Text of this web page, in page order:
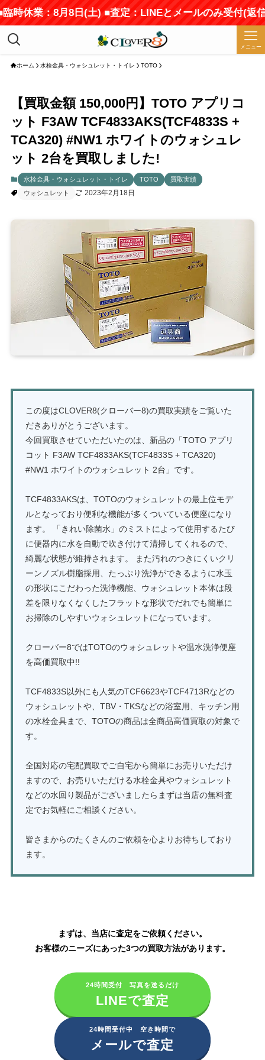
時休業：8月8日(土) ■査定：LINEとメールのみ受付(返信
メニュー
ホーム 水栓金具・ウォシュレット・トイレ TOTO
【買取金額 150,000円】TOTO アプリコ
ット F3AW TCF4833AKS(TCF4833S +
TCA320) #NW1 ホワイトのウォシュレ
ット 2台を買取しました!
水栓金具・ウォシュレット・トイレ TOTO
買取実績
ウォシュレット
2023年2月18日
この度はCLOVER8(クローバー8)の買取実績をご覧いた
だきありがとうございます。
今回買取させていただいたのは、新品の「TOTO アプリ
コット F3AW TCF4833AKS(TCF4833S + TCA320)
#NW1 ホワイトのウォシュレット 2台」です。
TCF4833AKSは、TOTOのウォシュレットの最上位モデ
ルとなっており便利な機能が多くついている便座になり
ます。 「きれい除菌水」のミストによって使用するたび
に便器内に水を自動で吹き付けて清掃してくれるので、
綺麗な状態が維持されます。 また汚れのつきにくいクリ
ーンノズル樹脂採用、たっぷり洗浄ができるように水玉
の形状にこだわった洗浄機能、ウォシュレット本体は段
差を限りなくなくしたフラットな形状でだれでも簡単に
お掃除のしやすいウォシュレットになっています。
クローバー8ではTOTOのウォシュレットや温水洗浄便座
を高価買取中!!
TCF4833S以外にも人気のTCF6623やTCF4713Rなどの
ウォシュレットや、TBV・TKSなどの浴室用、キッチン用
の水栓金具まで、TOTOの商品は全商品高価買取の対象で
す。
全国対応の宅配買取でご自宅から簡単にお売りいただけ
ますので、お売りいただける水栓金具やウォシュレット
などの水回り製品がございましたらまずは当店の無料査
定でお気軽にご相談ください。
皆さまからのたくさんのご依頼を心よりお待ちしており
ます。
まずは、当店に査定をご依頼ください。
お客様のニーズにあった3つの買取方法があります。
24時間受付 写真を送るだけ
LINEで査定
24時間受付中 空き時間で
メールで査定